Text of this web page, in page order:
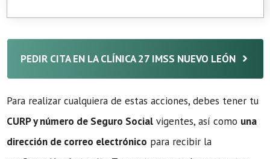
PEDIR CITA EN LA CLÍNICA 27 IMSS NUEVO LEÓN
Para realizar cualquiera de estas acciones, debes tener tu
CURP y número de Seguro Social vigentes, así como una
dirección de correo electrónico para recibir la